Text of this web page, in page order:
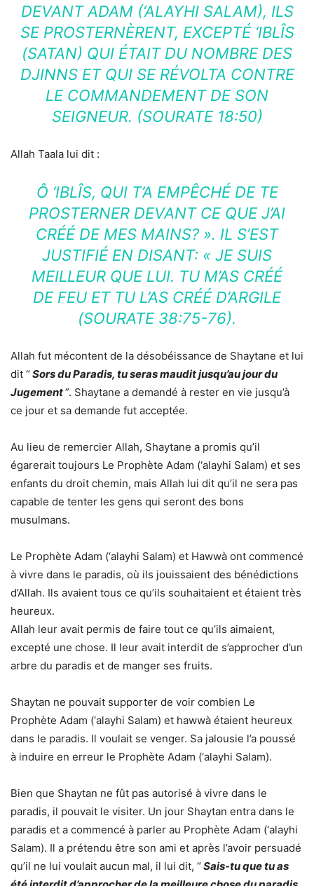
DEVANT ADAM (‘ALAYHI SALAM), ILS
SE PROSTERNÈRENT, EXCEPTÉ ‘IBLÎS
(SATAN) QUI ÉTAIT DU NOMBRE DES
DJINNS ET QUI SE RÉVOLTA CONTRE
LE COMMANDEMENT DE SON
SEIGNEUR. (SOURATE 18:50)
Allah Taala lui dit :
Ô ‘IBLÎS, QUI T’A EMPÊCHÉ DE TE
PROSTERNER DEVANT CE QUE J’AI
CRÉÉ DE MES MAINS? ». IL S’EST
JUSTIFIÉ EN DISANT: « JE SUIS
MEILLEUR QUE LUI. TU M’AS CRÉÉ
DE FEU ET TU L’AS CRÉÉ D’ARGILE
(SOURATE 38:75-76).
Allah fut mécontent de la désobéissance de Shaytane et lui
dit “Sors du Paradis, tu seras maudit jusqu’au jour du
Jugement”. Shaytane a demandé à rester en vie jusqu’à
ce jour et sa demande fut acceptée.
Au lieu de remercier Allah, Shaytane a promis qu’il
égarerait toujours Le Prophète Adam (‘alayhi Salam) et ses
enfants du droit chemin, mais Allah lui dit qu’il ne sera pas
capable de tenter les gens qui seront des bons
musulmans.
Le Prophète Adam (‘alayhi Salam) et Hawwà ont commencé
à vivre dans le paradis, où ils jouissaient des bénédictions
d’Allah. Ils avaient tous ce qu’ils souhaitaient et étaient très
heureux.
Allah leur avait permis de faire tout ce qu’ils aimaient,
excepté une chose. Il leur avait interdit de s’approcher d’un
arbre du paradis et de manger ses fruits.
Shaytan ne pouvait supporter de voir combien Le
Prophète Adam (‘alayhi Salam) et hawwà étaient heureux
dans le paradis. Il voulait se venger. Sa jalousie l’a poussé
à induire en erreur le Prophète Adam (‘alayhi Salam).
Bien que Shaytan ne fût pas autorisé à vivre dans le
paradis, il pouvait le visiter. Un jour Shaytan entra dans le
paradis et a commencé à parler au Prophète Adam (‘alayhi
Salam). Il a prétendu être son ami et après l’avoir persuadé
qu’il ne lui voulait aucun mal, il lui dit, “Sais-tu que tu as